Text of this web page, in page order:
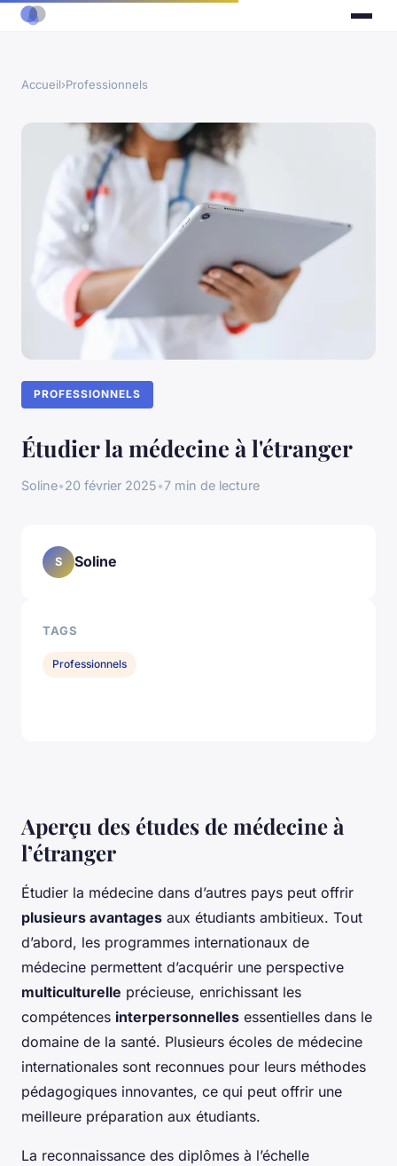
Accueil›Professionnels
PROFESSIONNELS
Étudier la médecine à l'étranger
Soline•20 février 2025•7 min de lecture
Aperçu des études de médecine à
l’étranger
Étudier la médecine dans d’autres pays peut offrir
plusieurs avantages aux étudiants ambitieux. Tout
d’abord, les programmes internationaux de
médecine permettent d’acquérir une perspective
multiculturelle précieuse, enrichissant les
compétences interpersonnelles essentielles dans le
domaine de la santé. Plusieurs écoles de médecine
internationales sont reconnues pour leurs méthodes
pédagogiques innovantes, ce qui peut offrir une
meilleure préparation aux étudiants.
La reconnaissance des diplômes à l’échelle
S Soline
TAGS
Professionnels